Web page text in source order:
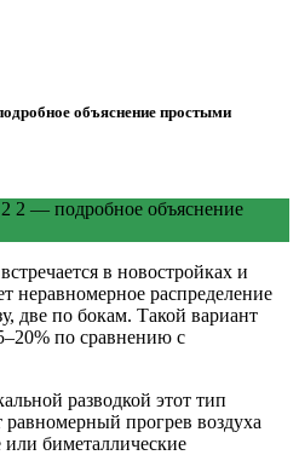
объяснение простыми
в новостройках и
неравномерное распределение
две по бокам. Такой вариант
по сравнению с
разводкой этот тип
равномерный прогрев воздуха
биметаллические